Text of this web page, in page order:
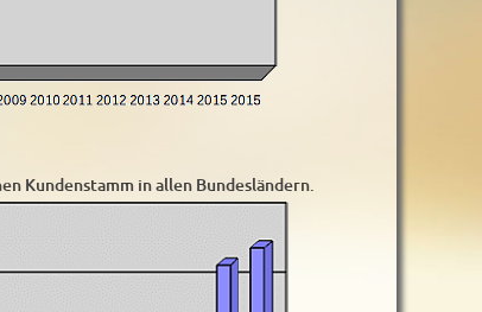
Kundenstamm in allen Bundesländern.